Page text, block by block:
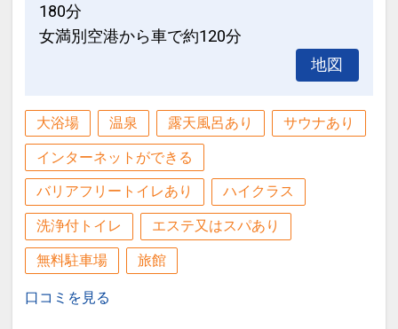
【0－5歳の未就学のお子様をお連れのお
客様へ】
0－5歳のお子様は、食事有無に関わら
一律「施設利用料」として、お一人様1
泊あたり4400円（税込）を頂戴しており
ます。
予約システムの仕様上、ご予約の際は
「食事付き幼児」をご選択ください。
※「食事付き」をご選択いただいても、
上記施設利用料（4400円）以外の追加料
金は発生いたしません（お食事もお召し
上がりいただけます）。
180分
女満別空港から車で約120分
地図
大浴場 温泉 露天風呂あり サウナあり
インターネットができる
バリアフリートイレあり ハイクラス
洗浄付トイレ エステ又はスパあり
無料駐車場 旅館
口コミを見る